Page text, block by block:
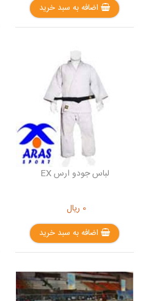
اضافه به سبد خرید
لباس جودو ارس EX
0 ریال
اضافه به سبد خرید